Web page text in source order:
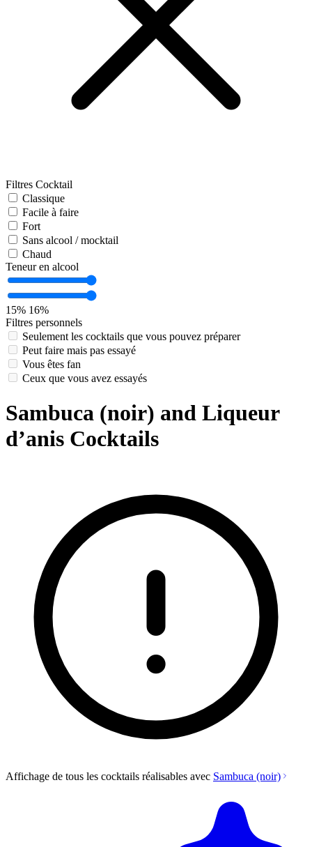
Filtres Cocktail
Classique
Facile à faire
Fort
Sans alcool / mocktail
Chaud
Teneur en alcool
15% 16%
Filtres personnels
Seulement les cocktails que vous pouvez préparer
Peut faire mais pas essayé
Vous êtes fan
Ceux que vous avez essayés
Sambuca (noir) and Liqueur
d’anis Cocktails
Affichage de tous les cocktails réalisables avec Sambuca (noir)